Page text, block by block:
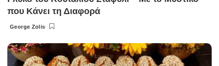
που Κάνει τη Διαφορά
Posted
George Zolis